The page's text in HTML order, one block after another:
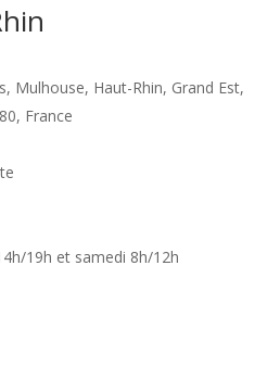
Mulhouse, Haut-Rhin, Grand Est,
France
19h et samedi 8h/12h